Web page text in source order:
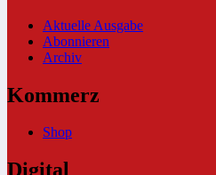
Aktuelle Ausgabe
Abonnieren
Archiv
Kommerz
Shop
Digital